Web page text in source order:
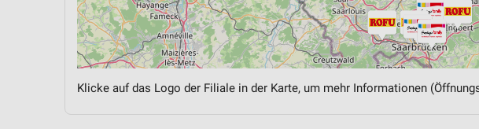
Klicke auf das Logo der Filiale in der Karte, um mehr Informationen